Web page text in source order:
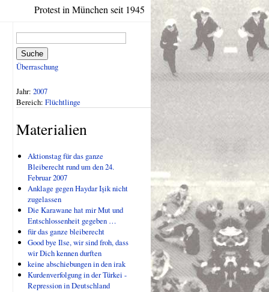
Protest in München seit 1945
Suche
Überraschung
Jahr: 2007
Bereich: Flüchtlinge
Materialien
Aktionstag für das ganze
Bleiberecht rund um den 24.
Februar 2007
Anklage gegen Haydar Işik nicht
zugelassen
Die Karawane hat mir Mut und
Entschlossenheit gegeben …
für das ganze bleiberecht
Good bye Ilse, wir sind froh, dass
wir Dich kennen durften
keine abschiebungen in den irak
Kurdenverfolgung in der Türkei -
Repression in Deutschland